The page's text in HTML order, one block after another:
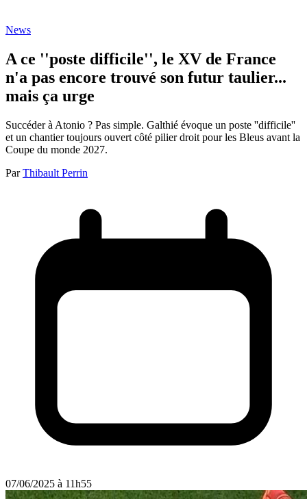
News
A ce ''poste difficile'', le XV de France
n'a pas encore trouvé son futur taulier...
mais ça urge
Succéder à Atonio ? Pas simple. Galthié évoque un poste ''difficile''
et un chantier toujours ouvert côté pilier droit pour les Bleus avant la
Coupe du monde 2027.
Par Thibault Perrin
07/06/2025 à 11h55